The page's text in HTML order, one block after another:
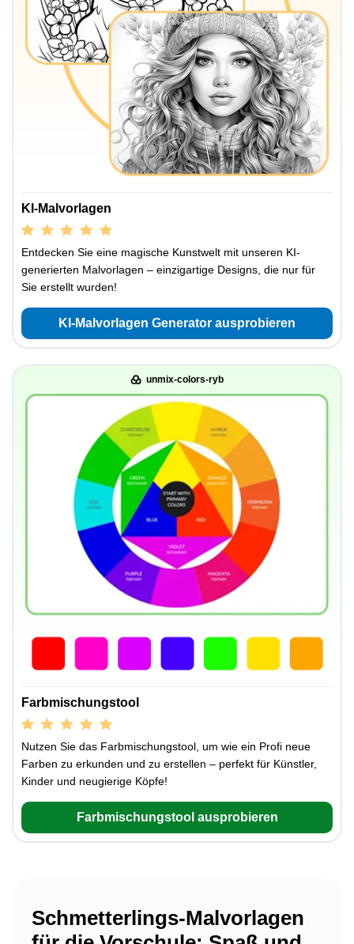
KI-Malvorlagen
Entdecken Sie eine magische Kunstwelt mit unseren KI-
generierten Malvorlagen – einzigartige Designs, die nur für
Sie erstellt wurden!
KI-Malvorlagen Generator ausprobieren
unmix-colors-ryb
Farbmischungstool
Nutzen Sie das Farbmischungstool, um wie ein Profi neue
Farben zu erkunden und zu erstellen – perfekt für Künstler,
Kinder und neugierige Köpfe!
Farbmischungstool ausprobieren
Schmetterlings-Malvorlagen